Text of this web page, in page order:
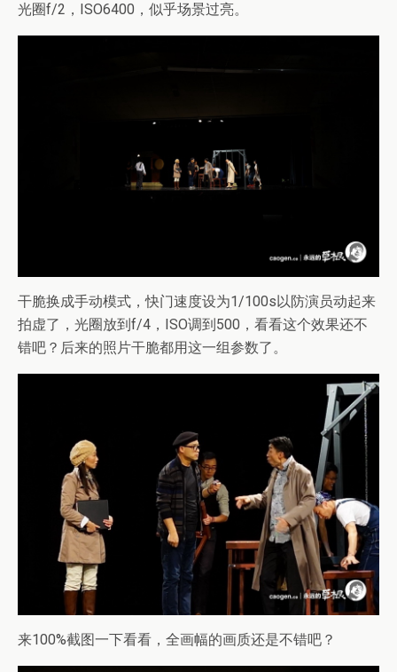
光圈f/2，ISO6400，似乎场景过亮。
干脆换成手动模式，快门速度设为1/100s以防演员动起来
拍虚了，光圈放到f/4，ISO调到500，看看这个效果还不
错吧？后来的照片干脆都用这一组参数了。
来100%截图一下看看，全画幅的画质还是不错吧？